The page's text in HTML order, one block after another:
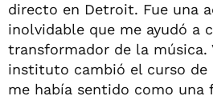
directo en Detroit. Fue una
inolvidable que me ayudó a
transformador de la música.
instituto cambió el curso de
me había sentido como una